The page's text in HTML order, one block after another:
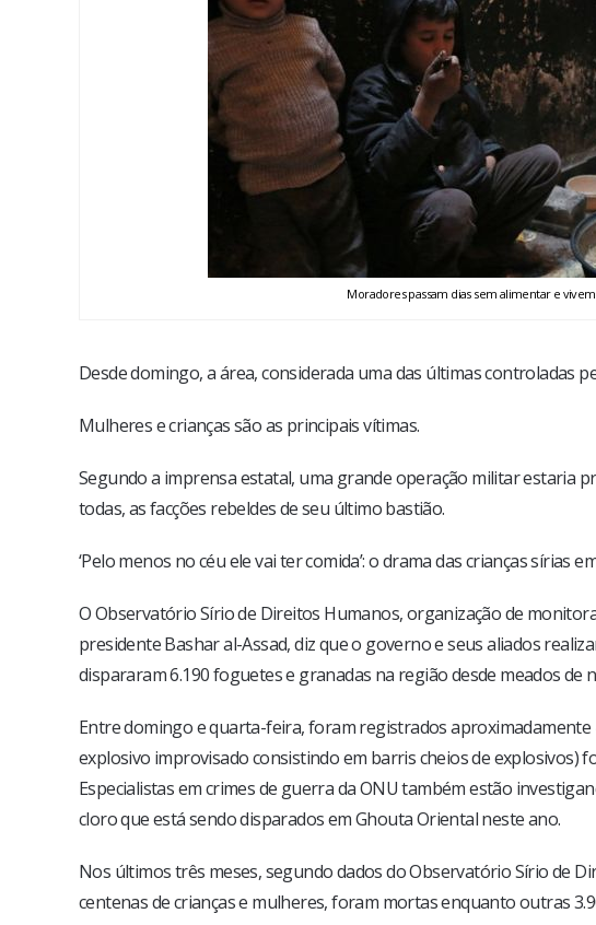
Moradores passam dias sem alimentar e
Desde domingo, a área, considerada uma das últimas controladas
Mulheres e crianças são as principais vítimas.
Segundo a imprensa estatal, uma grande operação militar estaria
todas, as facções rebeldes de seu último bastião.
‘Pelo menos no céu ele vai ter comida’: o drama das crianças sírias
O Observatório Sírio de Direitos Humanos, organização de
presidente Bashar al-Assad, diz que o governo e seus aliados
dispararam 6.190 foguetes e granadas na região desde meados
Entre domingo e quarta-feira, foram registrados
explosivo improvisado consistindo em barris cheios de explosivos)
Especialistas em crimes de guerra da ONU também estão
cloro que está sendo disparados em Ghouta Oriental neste ano.
Nos últimos três meses, segundo dados do Observatório Sírio de
centenas de crianças e mulheres, foram mortas enquanto outras